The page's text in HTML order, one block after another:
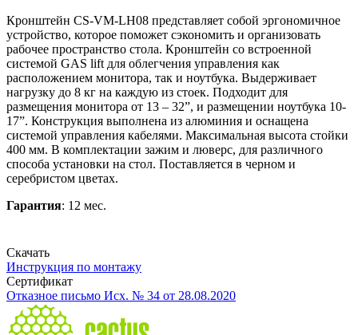
Кронштейн CS-VM-LH08 представляет собой эргономичное
устройство, которое поможет сэкономить и организовать
рабочее пространство стола. Кронштейн со встроенной
системой GAS lift для облегчения управления как
расположением монитора, так и ноутбука. Выдерживает
нагрузку до 8 кг на каждую из стоек. Подходит для
размещения монитора от 13 – 32”, и размещении ноутбука 10-
17”. Конструкция выполнена из алюминия и оснащена
системой управления кабелями. Максимальная высота стойки
400 мм. В комплектации зажим и люверс, для различного
способа установки на стол. Поставляется в черном и
серебристом цветах.
Гарантия: 12 мес.
Скачать
Инструкция по монтажу
Сертификат
Отказное письмо Исх. № 34 от 28.08.2020